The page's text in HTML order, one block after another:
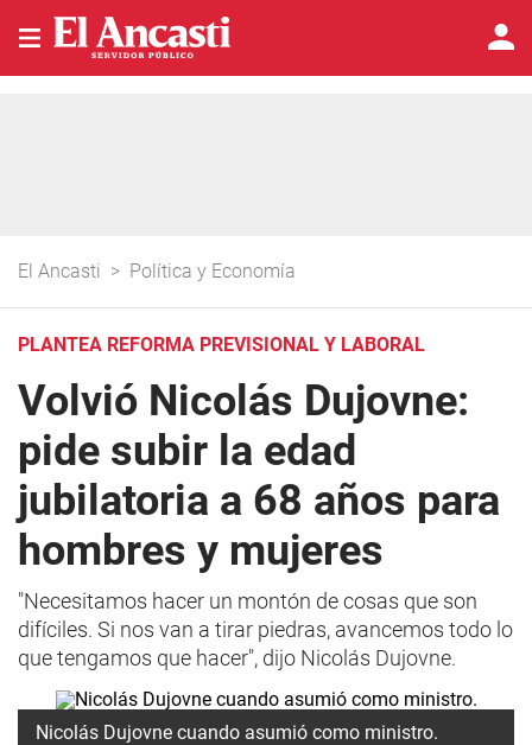
El Ancasti > Política y Economía
PLANTEA REFORMA PREVISIONAL Y LABORAL
Volvió Nicolás Dujovne:
pide subir la edad
jubilatoria a 68 años para
hombres y mujeres
"Necesitamos hacer un montón de cosas que son
difíciles. Si nos van a tirar piedras, avancemos todo lo
que tengamos que hacer", dijo Nicolás Dujovne.
Nicolás Dujovne cuando asumió como ministro.